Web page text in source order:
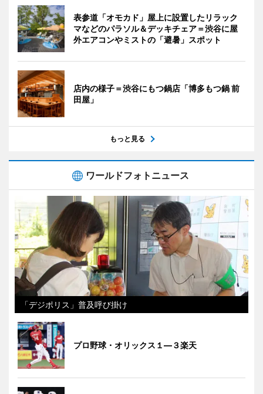
表参道「オモカド」屋上に設置したリラック
マなどのパラソル＆デッキチェア＝渋谷に屋
外エアコンやミストの「避暑」スポット
店内の様子＝渋谷にもつ鍋店「博多もつ鍋 前
田屋」
もっと見る
ワールドフォトニュース
「デジポリス」普及呼び掛け
プロ野球・オリックス１―３楽天